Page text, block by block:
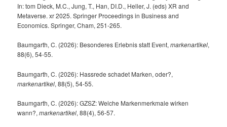
In: tom Dieck, M.C., Jung, T., Han, DI.D., Heller, J. (eds) XR and
Metaverse. xr 2025. Springer Proceedings in Business and
Economics. Springer, Cham, 251-265.
Baumgarth, C. (2026): Besonderes Erlebnis statt Event,markenartikel,
88(6), 54-55.
Baumgarth, C. (2026): Hassrede schadet Marken, oder?,
markenartikel, 88(5), 54-55.
Baumgarth, C. (2026): GZSZ: Welche Markenmerkmale wirken
wann?,markenartikel, 88(4), 56-57.